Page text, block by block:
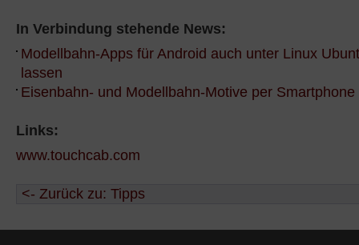
In Verbindung stehende News:
Modellbahn-Apps für Android auch unter Linux
lassen
Eisenbahn- und Modellbahn-Motive per
Links:
www.touchcab.com
<- Zurück zu: Tipps